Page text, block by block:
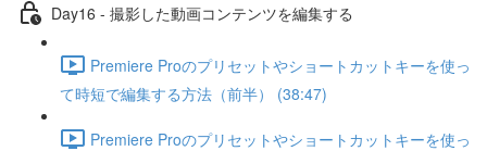
Day16 - 撮影した動画コンテンツを編集する
Premiere Proのプリセットやショートカットキーを使っ
て時短で編集する方法（前半） (38:47)
Premiere Proのプリセットやショートカットキーを使っ